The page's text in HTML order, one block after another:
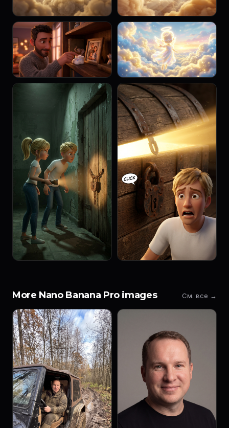
More Nano Banana Pro images См. все →